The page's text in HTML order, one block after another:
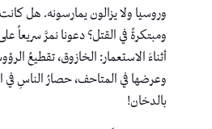
وروسيا ولا يزالون يمارسونه. هل
ومبتكرةً في القتل؟ دعونا نمرَّ سريعاً
أثناءَ الاستعمار: الخازوق، تقطيعُ
وعرضها في المتاحف، حصارُ الناسِ
بالدخان!